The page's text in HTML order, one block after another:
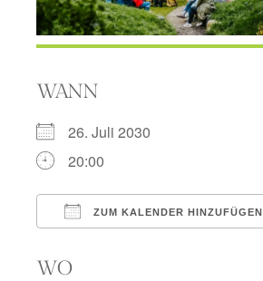
WANN
26. Juli 2030
20:00
ZUM KALENDER HINZUFÜGEN
WO